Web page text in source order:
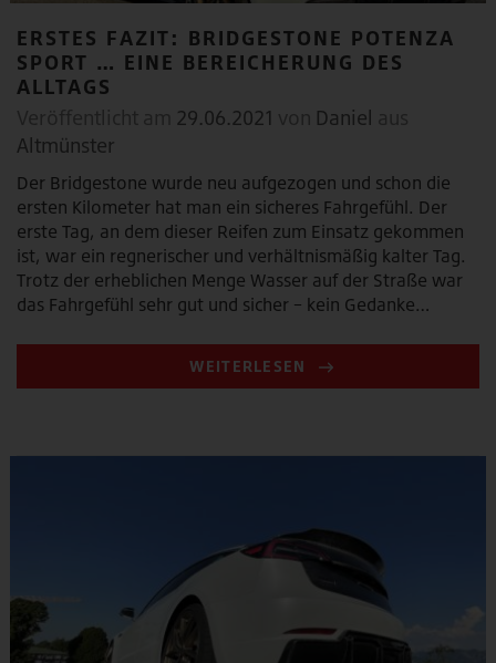
ERSTES FAZIT: BRIDGESTONE POTENZA
SPORT … EINE BEREICHERUNG DES
ALLTAGS
29.06.2021 Daniel
Altmünster
Der Bridgestone wurde neu aufgezogen und schon die
ersten Kilometer hat man ein sicheres Fahrgefühl. Der
erste Tag, an dem dieser Reifen zum Einsatz gekommen
ist, war ein regnerischer und verhältnismäßig kalter Tag.
Trotz der erheblichen Menge Wasser auf der Straße war
das Fahrgefühl sehr gut und sicher – kein Gedanke…
WEITERLESEN